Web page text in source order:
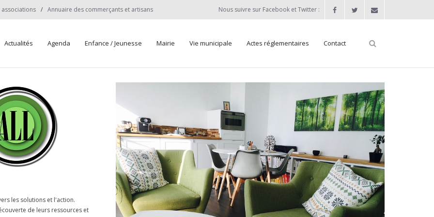
Annuaire des commerçants et artisans Nous suivre sur Facebook et Twitter :
Actualités Agenda Enfance / Jeunesse Mairie Vie municipale Actes réglementaires Contact
les solutions et l'action.
de leurs ressources et